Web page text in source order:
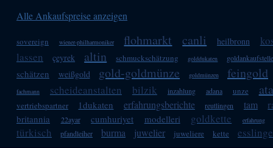
Alle Ankaufspreise anzeigen
sovereign wiener-philharmoniker flohmarkt canli heilbronn
lassen
çeyrek altin schmuckschätzung golddukaten
schätzen weißgold gold-goldmünze goldmünzen feingold
fachmann scheideanstalten bilzik inzahlung adana unze ata
vertriebspartner 1dukaten erfahrungsberichte reutlingen tam
britannia 22ayar cumhuriyet modelleri goldkette erfahrung
türkisch pfandleiher burma juwelier juweliere kette